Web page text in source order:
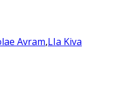
Avram,LIa Kiva